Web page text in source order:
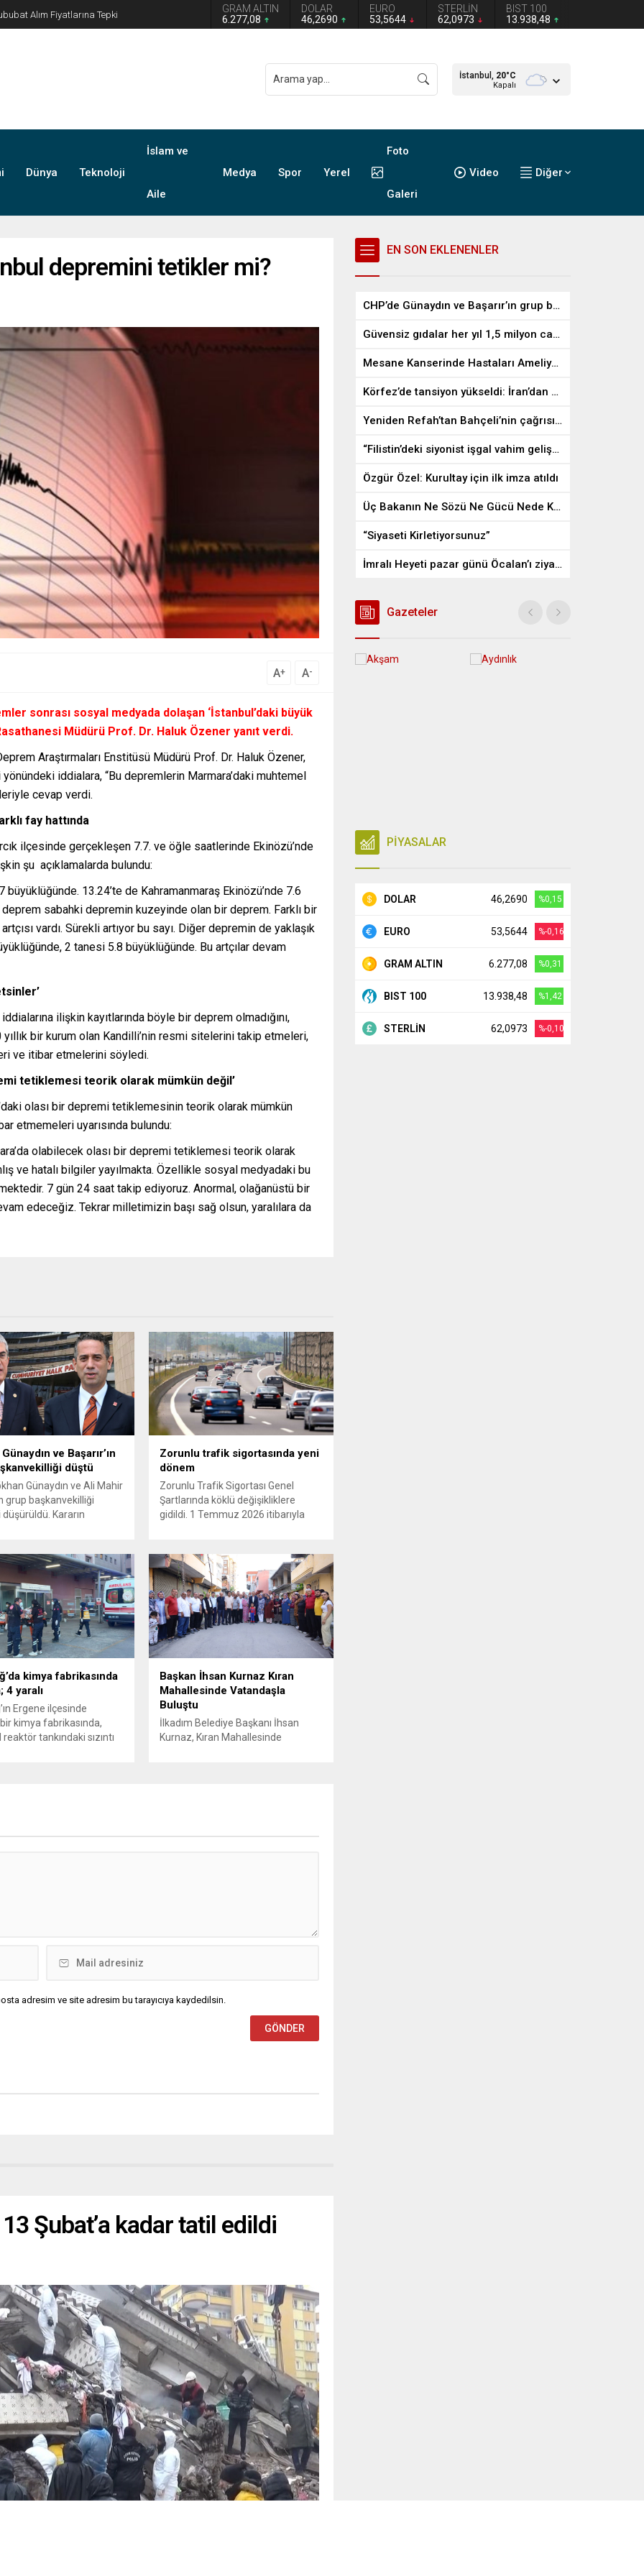
grup başkanvekilliği düştü
GRAM ALTIN
6.277,08
DOLAR
46,2690
EURO
53,5644
STERLİN
62,0973
BIST 100
13.938,48
İstanbul, 20°C
Kapalı
Dünya Teknoloji
İslam ve
Aile
Medya Spor Yerel
Foto
Galeri
Video Diğer
depremini tetikler mi?
A+ A-
sonrası sosyal medyada dolaşan ‘İstanbul’daki büyük
Müdürü Prof. Dr. Haluk Özener yanıt verdi.
Araştırmaları Enstitüsü Müdürü Prof. Dr. Haluk Özener,
iddialara, “Bu depremlerin Marmara’daki muhtemel
cevap verdi.
fay hattında
ilçesinde gerçekleşen 7.7. ve öğle saatlerinde Ekinözü’nde
şu açıklamalarda bulundu:
büyüklüğünde. 13.24’te de Kahramanmaraş Ekinözü’nde 7.6
sabahki depremin kuzeyinde olan bir deprem. Farklı bir
vardı. Sürekli artıyor bu sayı. Diğer depremin de yaklaşık
2 tanesi 5.8 büyüklüğünde. Bu artçılar devam
ilişkin kayıtlarında böyle bir deprem olmadığını,
bir kurum olan Kandilli’nin resmi sitelerini takip etmeleri,
ve itibar etmelerini söyledi.
tetiklemesi teorik olarak mümkün değil’
olası bir depremi tetiklemesinin teorik olarak mümkün
etmemeleri uyarısında bulundu:
olabilecek olası bir depremi tetiklemesi teorik olarak
ve hatalı bilgiler yayılmakta. Özellikle sosyal medyadaki bu
7 gün 24 saat takip ediyoruz. Anormal, olağanüstü bir
edeceğiz. Tekrar milletimizin başı sağ olsun, yaralılara da
ve Başarır’ın
düştü
Günaydın ve Ali Mahir
grup başkanvekilliği
Kararın
Günaydın, ilk
“Olmayan MYK’nın
bir karardır” dedi.
tedbirli olarak kesin
cezası uygulanmak üzere
Kurulu’na (YDK) sevk
partideki tüm
Zorunlu trafik sigortasında yeni
dönem
Zorunlu Trafik Sigortası Genel
Şartlarında köklü değişikliklere
gidildi. 1 Temmuz 2026 itibarıyla
yönelik rücu (zararı rücu ettirme)
haklarını genişletirken, orijinal parça
kullanımındaki yaş sınırını kaldırıyor
ve değer kaybı ödemelerinde hak
sahibinin başvuru şartını otomatik
hale getiriyor. Hazine
Müsteşarlığına bağlı ilgili
kurumlarca...
kimya fabrikasında
4 yaralı
Ergene ilçesinde
kimya fabrikasında,
tankındaki sızıntı
sızıntı incelemesi
Başkan İhsan Kurnaz Kıran
Mahallesinde Vatandaşla
Buluştu
İlkadım Belediye Başkanı İhsan
Kurnaz, Kıran Mahallesinde
kapsamında Kıran Mahallesini
adresim ve site adresim bu tarayıcıya kaydedilsin.
Şubat’a kadar tatil edildi
EN SON EKLENENLER
CHP’de Günaydın ve Başarır’ın grup başkanvekilliği düştü
Güvensiz gıdalar her yıl 1,5 milyon can alıyor
Mesane Kanserinde Hastaları Ameliyattan Kurtaran İlaç
Körfez’de tansiyon yükseldi: İran’dan ABD üslerine misilleme
Yeniden Refah’tan Bahçeli’nin çağrısına destek
“Filistin’deki siyonist işgal vahim gelişmelere gebe”
Özgür Özel: Kurultay için ilk imza atıldı
Üç Bakanın Ne Sözü Ne Gücü Nede Kudreti Yetmedi
“Siyaseti Kirletiyorsunuz”
İmralı Heyeti pazar günü Öcalan’ı ziyaret edecek
Gazeteler
PİYASALAR
DOLAR 46,2690 %0,15
EURO 53,5644 %-0,16
GRAM ALTIN 6.277,08 %0,31
BIST 100 13.938,48 %1,42
STERLİN 62,0973 %-0,10